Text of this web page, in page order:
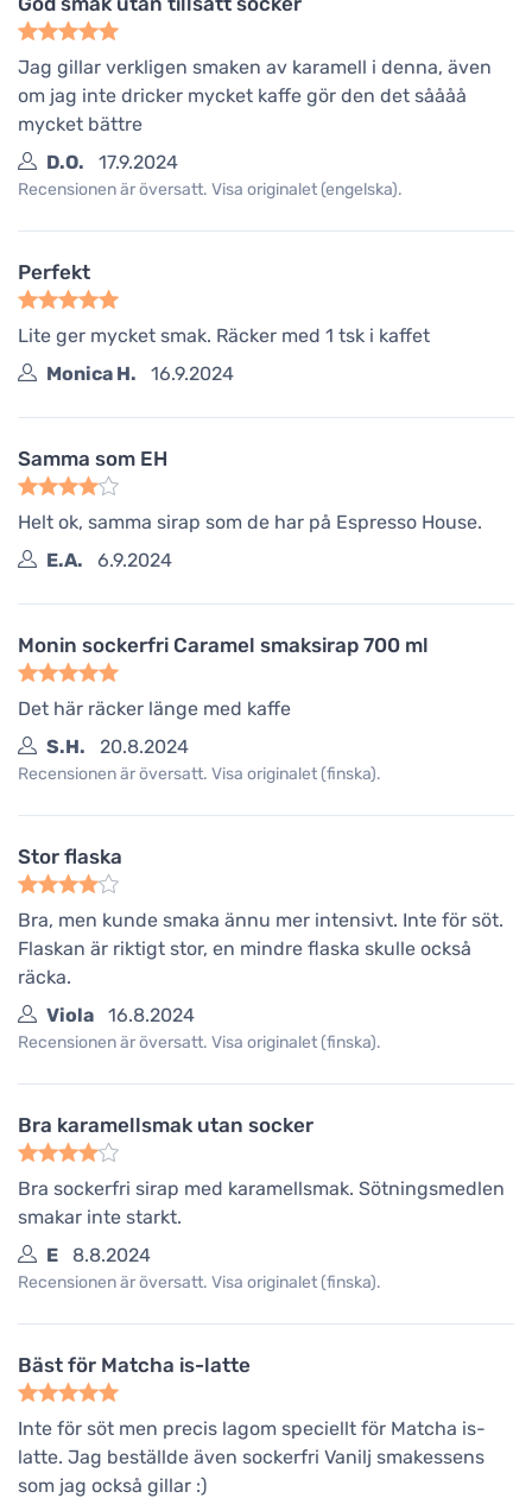
Jag gillar verkligen smaken av karamell i denna, även
om jag inte dricker mycket kaffe gör den det såååå
mycket bättre
D.O.
17.9.2024
Recensionen är översatt. Visa originalet (engelska).
Perfekt
Lite ger mycket smak. Räcker med 1 tsk i kaffet
Monica H.
16.9.2024
Samma som EH
Helt ok, samma sirap som de har på Espresso House.
E.A.
6.9.2024
Monin sockerfri Caramel smaksirap 700 ml
Det här räcker länge med kaffe
S.H.
20.8.2024
Recensionen är översatt. Visa originalet (finska).
Stor flaska
Bra, men kunde smaka ännu mer intensivt. Inte för söt.
Flaskan är riktigt stor, en mindre flaska skulle också
räcka.
Viola
16.8.2024
Recensionen är översatt. Visa originalet (finska).
Bra karamellsmak utan socker
Bra sockerfri sirap med karamellsmak. Sötningsmedlen
smakar inte starkt.
E
8.8.2024
Recensionen är översatt. Visa originalet (finska).
Bäst för Matcha is-latte
Inte för söt men precis lagom speciellt för Matcha is-
latte. Jag beställde även sockerfri Vanilj smakessens
som jag också gillar :)